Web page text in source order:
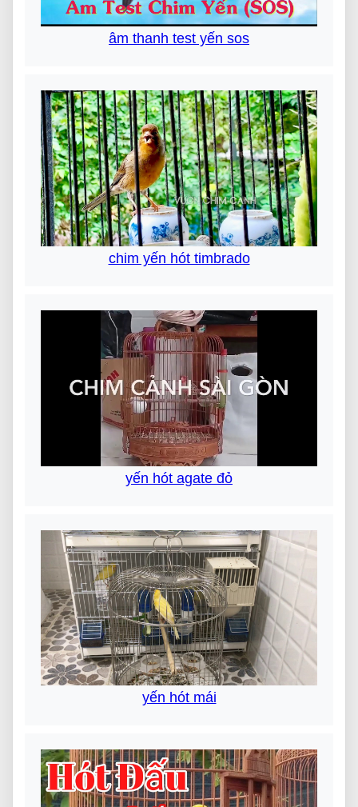
âm thanh test yến sos
chim yến hót timbrado
yến hót agate đỏ
yến hót mái